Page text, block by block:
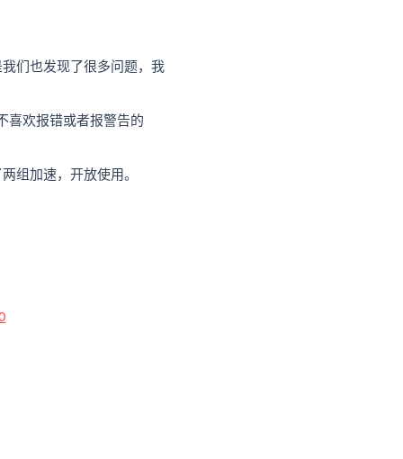
们也发现了很多问题，我
喜欢报错或者报警告的
组加速，开放使用。